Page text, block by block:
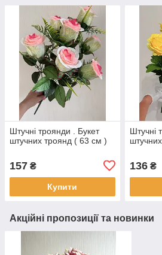
Штучні троянди . Букет
штучних троянд ( 63 см )
157 ₴
Купити
Штучні
136₴
Акційні пропозиції та новинки